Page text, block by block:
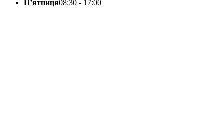
П’ятниця08:30 - 17:00